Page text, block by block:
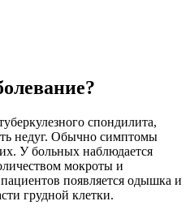
спондилита,
недуг. Обычно симптомы
У больных наблюдается
мокроты и
появляется одышка и
грудной клетки.